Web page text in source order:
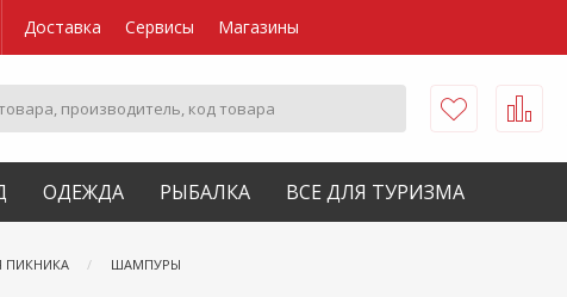
Доставка Сервисы Магазины
ОДЕЖДА РЫБАЛКА ВСЕ ДЛЯ ТУРИЗМА
ПИКНИКА ШАМПУРЫ